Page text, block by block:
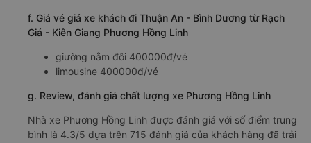
f. Giá vé giá xe khách đi Thuận An - Bình Dương từ Rạch
Giá - Kiên Giang Phương Hồng Linh
giường nằm đôi 400000đ/vé
limousine 400000đ/vé
g. Review, đánh giá chất lượng xe Phương Hồng Linh
Nhà xe Phương Hồng Linh được đánh giá với số điểm trung
bình là 4.3/5 dựa trên 715 đánh giá của khách hàng đã trải